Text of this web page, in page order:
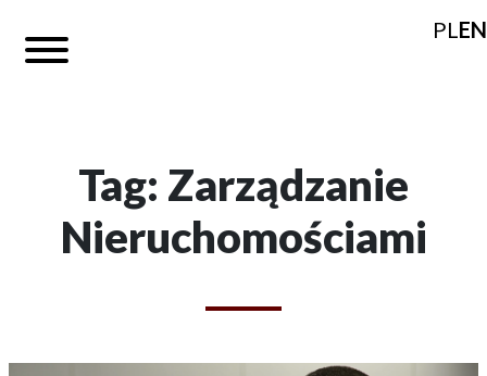
PLEN
Tag: Zarządzanie
Nieruchomościami